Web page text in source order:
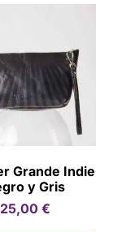
Grande Indie
y Gris
25,00 €